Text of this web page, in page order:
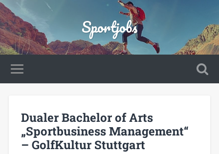
Sportjobs
Dualer Bachelor of Arts
„Sportbusiness Management“
– GolfKultur Stuttgart